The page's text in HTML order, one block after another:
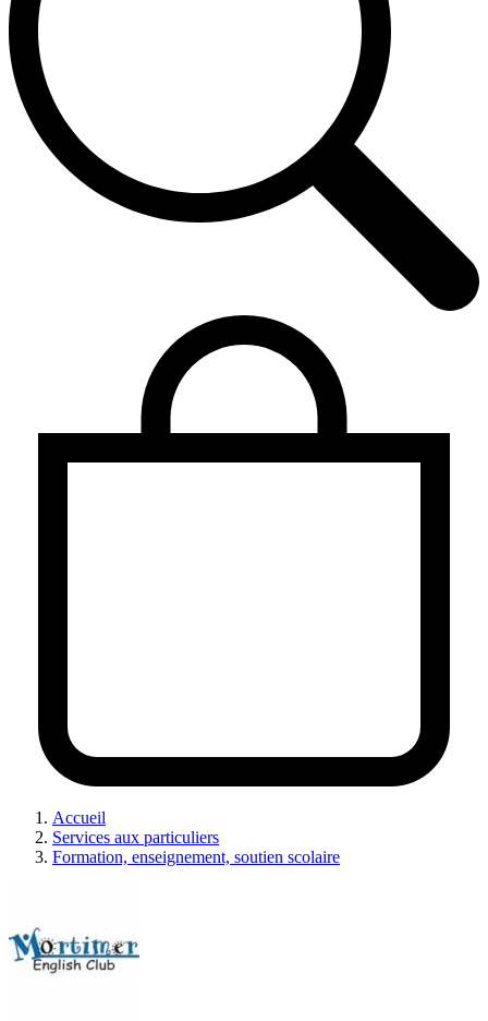
Accueil
Services aux particuliers
Formation, enseignement, soutien scolaire